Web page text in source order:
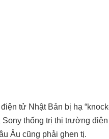
tử Nhật Bản bị hạ
thống trị thị trường
Âu cũng phải ghen tị.